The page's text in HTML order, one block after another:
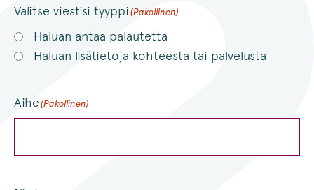
Valitse viestisi tyyppi(Pakollinen)
Haluan antaa palautetta
Haluan lisätietoja kohteesta tai palvelusta
Aihe (Pakollinen)